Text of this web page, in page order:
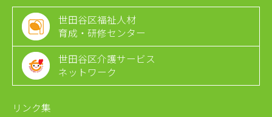
世田谷区福祉人材
育成・研修センター
世田谷区介護サービス
ネットワーク
リンク集